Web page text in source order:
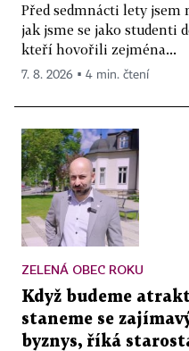
Před sedmnácti lety
jak jsme se jako studenti
kteří hovořili zejména...
7. 8. 2026 ▪ 4 min. čtení
ZELENÁ OBEC ROKU
Když budeme
staneme se
byznys, říká